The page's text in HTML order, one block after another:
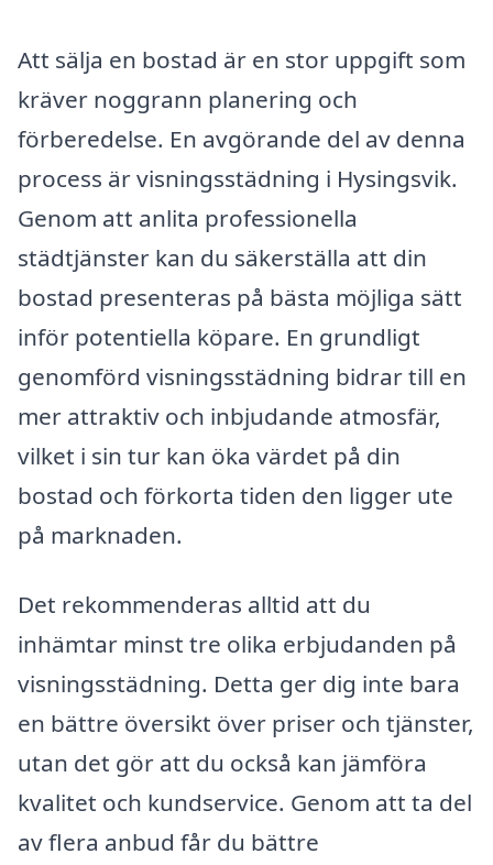
Att sälja en bostad är en stor uppgift som
kräver noggrann planering och
förberedelse. En avgörande del av denna
process är visningsstädning i Hysingsvik.
Genom att anlita professionella
städtjänster kan du säkerställa att din
bostad presenteras på bästa möjliga sätt
inför potentiella köpare. En grundligt
genomförd visningsstädning bidrar till en
mer attraktiv och inbjudande atmosfär,
vilket i sin tur kan öka värdet på din
bostad och förkorta tiden den ligger ute
på marknaden.
Det rekommenderas alltid att du
inhämtar minst tre olika erbjudanden på
visningsstädning. Detta ger dig inte bara
en bättre översikt över priser och tjänster,
utan det gör att du också kan jämföra
kvalitet och kundservice. Genom att ta del
av flera anbud får du bättre